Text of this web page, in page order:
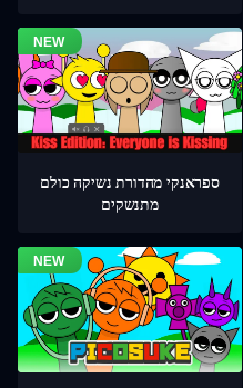
ספראנקי מהדורת נשיקה כולם
מתנשקים